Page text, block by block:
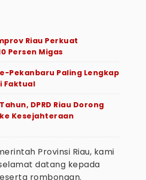
Riau Perkuat
Persen Migas
Pekanbaru Paling Lengkap
Faktual
DPRD Riau Dorong
Kesejahteraan
Provinsi Riau, kami
datang kepada
rombongan.